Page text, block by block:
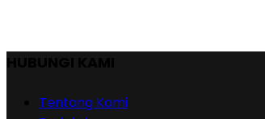
Tentang Kami